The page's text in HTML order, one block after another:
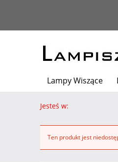
Lampy Wiszące
Architekt poleca
Jesteś w:
Ten produkt jest